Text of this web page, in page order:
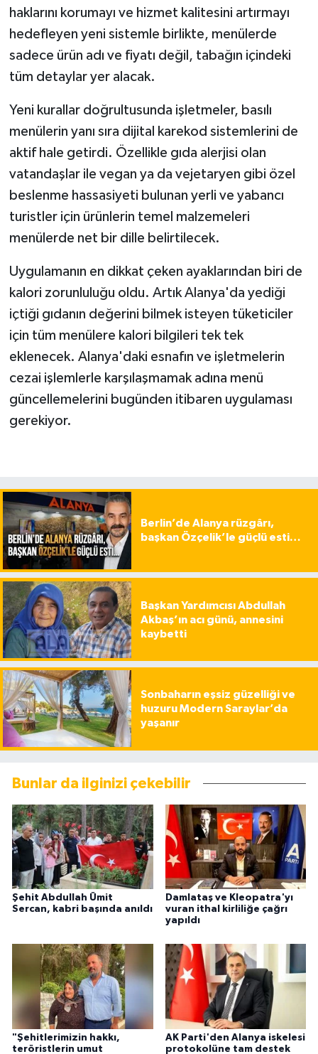
haklarını korumayı ve hizmet kalitesini artırmayı
hedefleyen yeni sistemle birlikte, menülerde
sadece ürün adı ve fiyatı değil, tabağın içindeki
tüm detaylar yer alacak.
Yeni kurallar doğrultusunda işletmeler, basılı
menülerin yanı sıra dijital karekod sistemlerini de
aktif hale getirdi. Özellikle gıda alerjisi olan
vatandaşlar ile vegan ya da vejetaryen gibi özel
beslenme hassasiyeti bulunan yerli ve yabancı
turistler için ürünlerin temel malzemeleri
menülerde net bir dille belirtilecek.
Uygulamanın en dikkat çeken ayaklarından biri de
kalori zorunluluğu oldu. Artık Alanya'da yediği
içtiği gıdanın değerini bilmek isteyen tüketiciler
için tüm menülere kalori bilgileri tek tek
eklenecek. Alanya'daki esnafın ve işletmelerin
cezai işlemlerle karşılaşmamak adına menü
güncellemelerini bugünden itibaren uygulaması
gerekiyor.
Berlin’de Alanya rüzgârı,
başkan Özçelik’le güçlü esti…
Başkan Yardımcısı Abdullah
Akbaş’ın acı günü, annesini
kaybetti
Sonbaharın eşsiz güzelliği ve
huzuru Modern Saraylar’da
yaşanır
Bunlar da ilginizi çekebilir
Şehit Abdullah Ümit
Sercan, kabri başında anıldı
Damlataş ve Kleopatra'yı
vuran ithal kirliliğe çağrı
yapıldı
"Şehitlerimizin hakkı,
teröristlerin umut
AK Parti'den Alanya iskelesi
protokolüne tam destek